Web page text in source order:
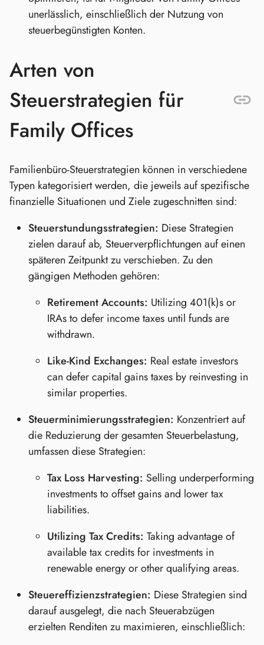
unerlässlich, einschließlich der Nutzung von
steuerbegünstigten Konten.
Arten von
Steuerstrategien für
Family Offices
Familienbüro-Steuerstrategien können in verschiedene
Typen kategorisiert werden, die jeweils auf spezifische
finanzielle Situationen und Ziele zugeschnitten sind:
Steuerstundungsstrategien: Diese Strategien
zielen darauf ab, Steuerverpflichtungen auf einen
späteren Zeitpunkt zu verschieben. Zu den
gängigen Methoden gehören:
Retirement Accounts: Utilizing 401(k)s or
IRAs to defer income taxes until funds are
withdrawn.
Like-Kind Exchanges: Real estate investors
can defer capital gains taxes by reinvesting in
similar properties.
Steuerminimierungsstrategien: Konzentriert auf
die Reduzierung der gesamten Steuerbelastung,
umfassen diese Strategien:
Tax Loss Harvesting: Selling underperforming
investments to offset gains and lower tax
liabilities.
Utilizing Tax Credits: Taking advantage of
available tax credits for investments in
renewable energy or other qualifying areas.
Steuereffizienzstrategien: Diese Strategien sind
darauf ausgelegt, die nach Steuerabzügen
erzielten Renditen zu maximieren, einschließlich: